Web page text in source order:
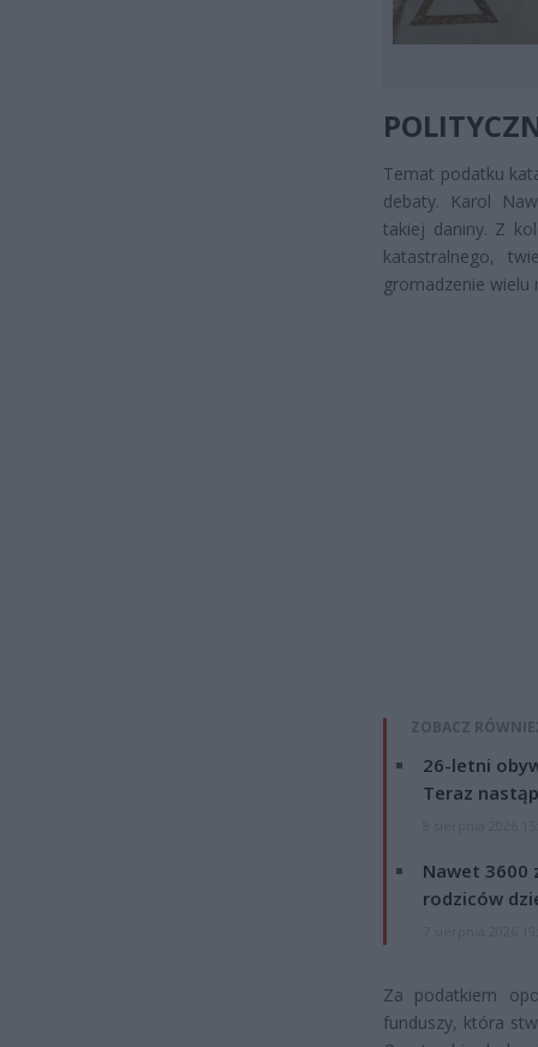
Temat podatku
debaty. Karol
takiej daniny. Z
katastralnego,
gromadzenie wielu
ZOBACZ
26-letni
Teraz
Nawet 3600
rodziców
Za podatkiem
funduszy, która